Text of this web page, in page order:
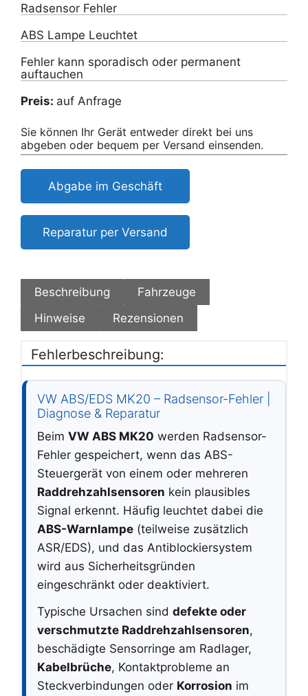
Radsensor Fehler
ABS Lampe Leuchtet
Fehler kann sporadisch oder permanent
auftauchen
Preis: auf Anfrage
Sie können Ihr Gerät entweder direkt bei uns
abgeben oder bequem per Versand einsenden.
Abgabe im Geschäft
Reparatur per Versand
Beschreibung
Fahrzeuge
Hinweise
Rezensionen
Fehlerbeschreibung:
VW ABS/EDS MK20 – Radsensor-Fehler |
Diagnose & Reparatur
Beim VW ABS MK20 werden Radsensor-
Fehler gespeichert, wenn das ABS-
Steuergerät von einem oder mehreren
Raddrehzahlsensoren kein plausibles
Signal erkennt. Häufig leuchtet dabei die
ABS-Warnlampe (teilweise zusätzlich
ASR/EDS), und das Antiblockiersystem
wird aus Sicherheitsgründen
eingeschränkt oder deaktiviert.
Typische Ursachen sind defekte oder
verschmutzte Raddrehzahlsensoren,
beschädigte Sensorringe am Radlager,
Kabelbrüche, Kontaktprobleme an
Steckverbindungen oder Korrosion im